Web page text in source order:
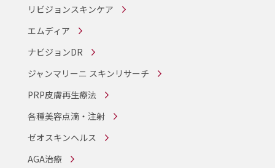
リビジョンスキンケア
エムディア
ナビジョンDR
ジャンマリーニ スキンリサーチ
PRP皮膚再生療法
各種美容点滴・注射
ゼオスキンヘルス
AGA治療